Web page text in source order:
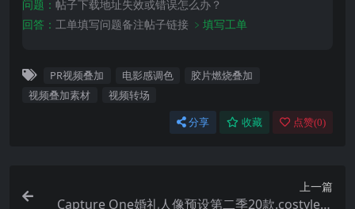
问题： 帖子下载地址失效或错误怎么办？
回答： 工单填写问题备注帖子链接 ﹥填写工单
PR视频叠加 电影感调色
胶片燃烧叠加
视频叠加素材
视频转场
分享 收藏 点赞(0)
上一篇
Capture One婚礼人像预设第二季20款.costyle格